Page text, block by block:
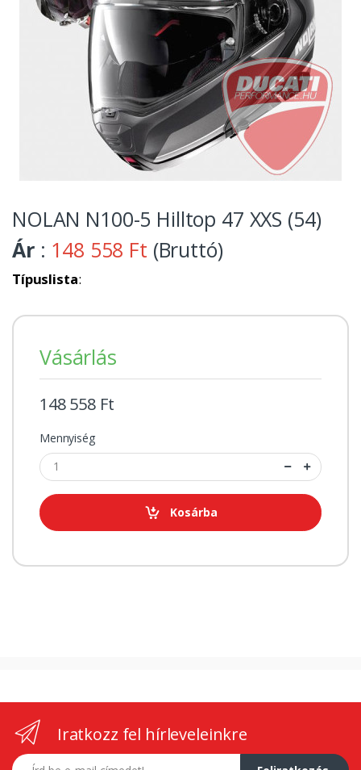
NOLAN N100-5 Hilltop 47 XXS (54)
Ár : 148 558 Ft (Bruttó)
Típuslista:
Vásárlás
148 558 Ft
Mennyiség
Kosárba
Iratkozz fel hírleveleinkre
E-mail címed